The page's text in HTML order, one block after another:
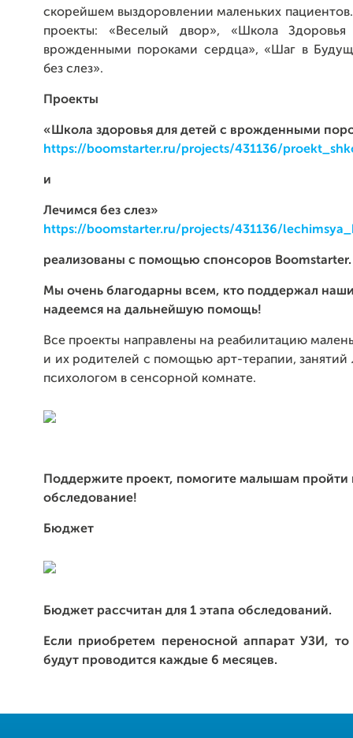
скорейшем выздоровлении маленьких
проекты: «Веселый двор», «Школа
врожденными пороками сердца», «Шаг в
без слез».
Проекты
«Школа здоровья для детей с врожденными
https://boomstarter.ru/projects/431136/
и
Лечимся без слез»
https://boomstarter.ru/projects/431136/
реализованы с помощью спонсоров Boomstarter.
Мы очень благодарны всем, кто поддержал
надеемся на дальнейшую помощь!
Все проекты направлены на реабилитацию
и их родителей с помощью арт-терапии, занятий
психологом в сенсорной комнате.
Поддержите проект, помогите малышам пройти
обследование!
Бюджет
Бюджет рассчитан для 1 этапа обследований.
Если приобретем переносной аппарат УЗИ, то
будут проводится каждые 6 месяцев.